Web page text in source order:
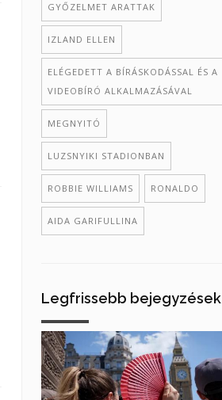
GYŐZELMET ARATTAK
IZLAND ELLEN
ELÉGEDETT A BÍRÁSKODÁSSAL ÉS A
VIDEOBÍRÓ ALKALMAZÁSÁVAL
MEGNYITÓ
LUZSNYIKI STADIONBAN
ROBBIE WILLIAMS RONALDO
AIDA GARIFULLINA
Legfrissebb bejegyzések